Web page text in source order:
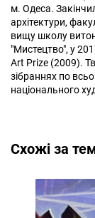
м. Одеса.
архітектури,
вищу школу
"Мистецтво", у
Art Prize (2009).
зібраннях по
національного
Cхожі за